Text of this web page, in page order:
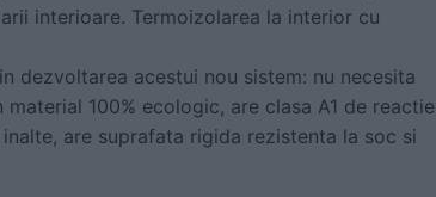
interioare. Termoizolarea la interior cu
dezvoltarea acestui nou sistem: nu necesita
100% ecologic, are clasa A1 de reactie
are suprafata rigida rezistenta la soc si